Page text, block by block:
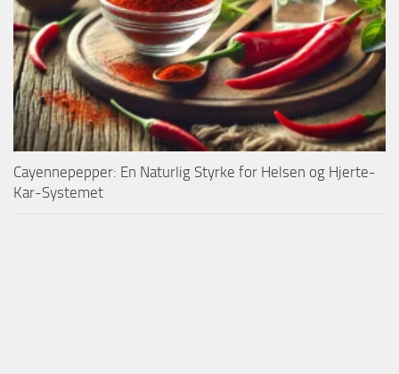
Cayennepepper: En Naturlig Styrke for Helsen og Hjerte-
Kar-Systemet